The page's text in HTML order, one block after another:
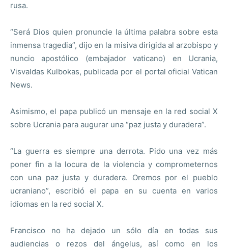
rusa.
“Será Dios quien pronuncie la última palabra sobre esta
inmensa tragedia”, dijo en la misiva dirigida al arzobispo y
nuncio apostólico (embajador vaticano) en Ucrania,
Visvaldas Kulbokas, publicada por el portal oficial Vatican
News.
Asimismo, el papa publicó un mensaje en la red social X
sobre Ucrania para augurar una “paz justa y duradera”.
“La guerra es siempre una derrota. Pido una vez más
poner fin a la locura de la violencia y comprometernos
con una paz justa y duradera. Oremos por el pueblo
ucraniano”, escribió el papa en su cuenta en varios
idiomas en la red social X.
Francisco no ha dejado un sólo día en todas sus
audiencias o rezos del ángelus, así como en los